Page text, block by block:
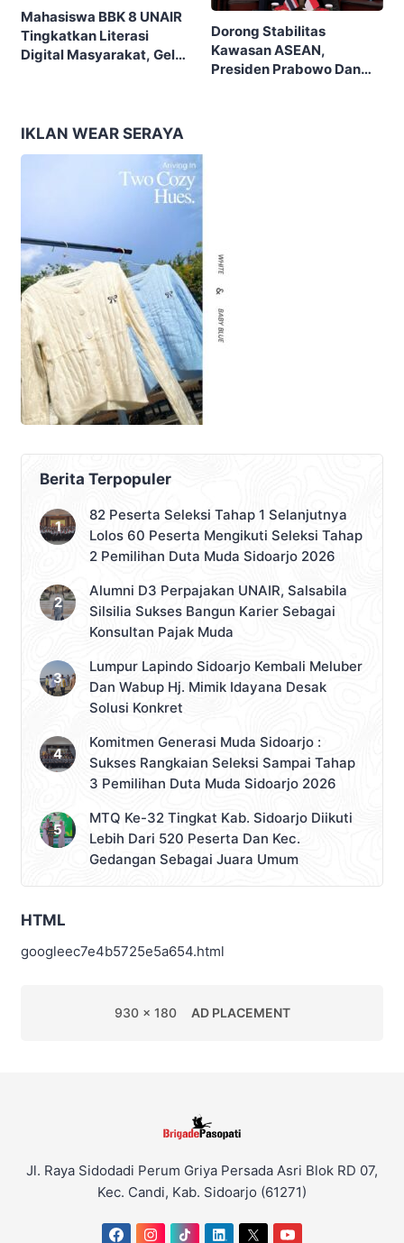
Mahasiswa BBK 8 UNAIR
Tingkatkan Literasi
Digital Masyarakat, Gelar
Dorong Stabilitas
Kawasan ASEAN,
Presiden Prabowo Dan
IKLAN WEAR SERAYA
Berita Terpopuler
82 Peserta Seleksi Tahap 1 Selanjutnya
Lolos 60 Peserta Mengikuti Seleksi Tahap
2 Pemilihan Duta Muda Sidoarjo 2026
Alumni D3 Perpajakan UNAIR, Salsabila
Silsilia Sukses Bangun Karier Sebagai
Konsultan Pajak Muda
Lumpur Lapindo Sidoarjo Kembali Meluber
Dan Wabup Hj. Mimik Idayana Desak
Solusi Konkret
Komitmen Generasi Muda Sidoarjo :
Sukses Rangkaian Seleksi Sampai Tahap
3 Pemilihan Duta Muda Sidoarjo 2026
MTQ Ke-32 Tingkat Kab. Sidoarjo Diikuti
Lebih Dari 520 Peserta Dan Kec.
Gedangan Sebagai Juara Umum
HTML
googleec7e4b5725e5a654.html
930 x 180 AD PLACEMENT
Jl. Raya Sidodadi Perum Griya Persada Asri Blok RD 07,
Kec. Candi, Kab. Sidoarjo (61271)